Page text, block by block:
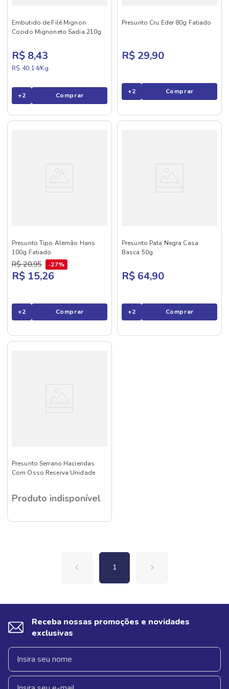
Embutido de Filé Mignon
Cozido Mignoneto Sadia 210g
R$ 8,43
R$ 40,14/Kg
+2 Comprar
Presunto Cru Eder 80g Fatiado
R$ 29,90
+2 Comprar
Presunto Tipo Alemão Hans
100g Fatiado
R$ 20,95 27%
R$ 15,26
+2 Comprar
Presunto Pata Negra Casa
Basca 50g
R$ 64,90
+2 Comprar
Presunto Serrano Haciendas
Com Osso Reserva Unidade
Produto indisponível
1
Receba nossas promoções e novidades
exclusivas